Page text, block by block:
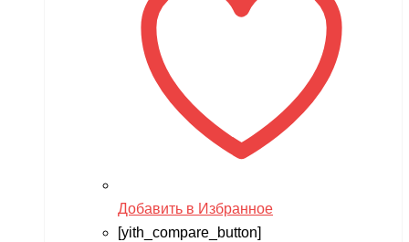
Добавить в Избранное
[yith_compare_button]